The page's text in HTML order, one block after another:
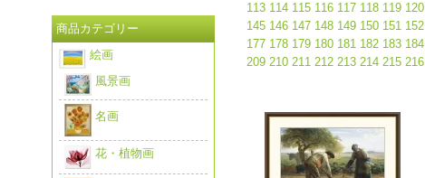
113 114 115 116 117 118 119 120
145 146 147 148 149 150 151 152
177 178 179 180 181 182 183 184
209 210 211 212 213 214 215 216
商品カテゴリー
絵画
風景画
名画
花・植物画